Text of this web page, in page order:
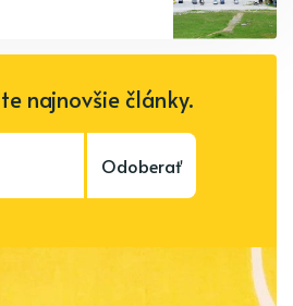
najnovšie články.
Odoberať